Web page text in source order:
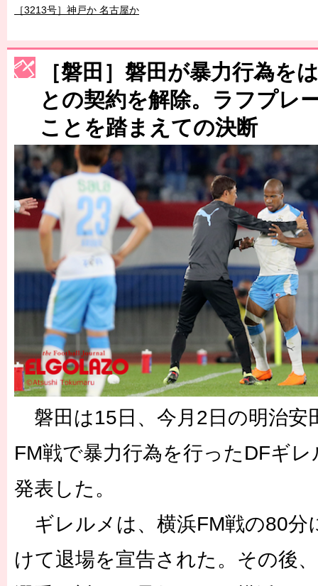
［3214号］WEST制覇
［3215号］WEEKLY EG SELECTION
［3216号］行く末占うラストワン
［3217号］最高の景色へ出国
［3218号］WEEKLY EG SELECTION
［3219号］特別な覇者へ 大逆転か連破か
［3220号］伝説の王者、黄金のシャーレ
［磐田］磐田が暴力行為を
との契約を解除。ラフプレ
ことを踏まえての決断
磐田は15日、今月2日の明治安
FM戦で暴力行為を行ったDFギ
発表した。
ギレルメは、横浜FM戦の80分
けて退場を宣告された。その後